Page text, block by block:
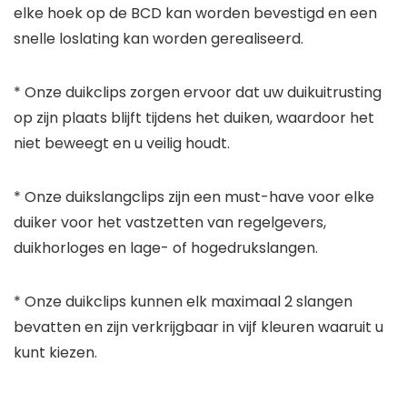
elke hoek op de BCD kan worden bevestigd en een
snelle loslating kan worden gerealiseerd.
* Onze duikclips zorgen ervoor dat uw duikuitrusting
op zijn plaats blijft tijdens het duiken, waardoor het
niet beweegt en u veilig houdt.
* Onze duikslangclips zijn een must-have voor elke
duiker voor het vastzetten van regelgevers,
duikhorloges en lage- of hogedrukslangen.
* Onze duikclips kunnen elk maximaal 2 slangen
bevatten en zijn verkrijgbaar in vijf kleuren waaruit u
kunt kiezen.